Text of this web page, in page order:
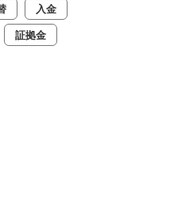
入金
証拠金